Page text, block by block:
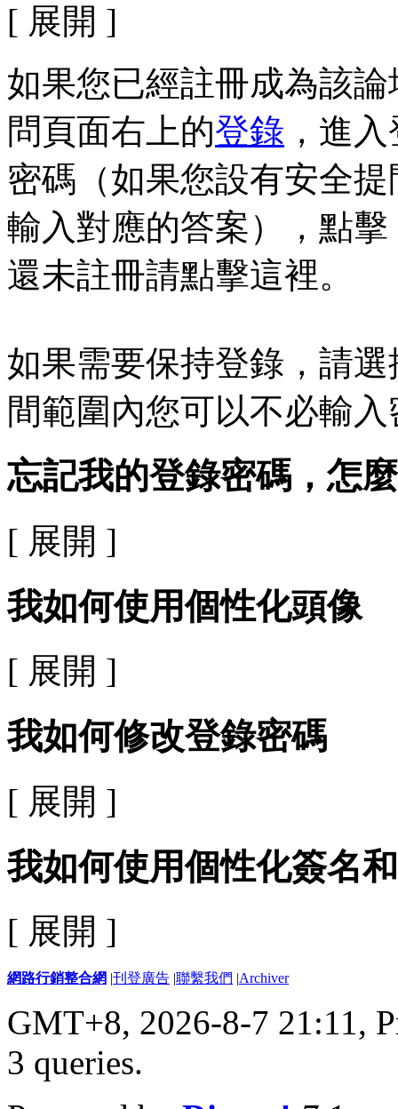
[ 展開 ]
如果您已經註冊成為該
問頁面右上的登錄 ，進
密碼（如果您設有安全
輸入對應的答案），點
還未註冊請點擊這裡。
如果需要保持登錄，請
間範圍內您可以不必輸
忘記我的登錄密碼，怎
[ 展開 ]
我如何使用個性化頭像
[ 展開 ]
我如何修改登錄密碼
[ 展開 ]
我如何使用個性化簽名
[ 展開 ]
網路行銷整合網 |刊登廣告 |聯繫我們 |Archiver
GMT+8, 2026-8-7 21:11,
3 queries.